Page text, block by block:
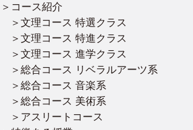
コース紹介
文理コース 特選クラス
文理コース 特進クラス
文理コース 進学クラス
総合コース リベラルアーツ系
総合コース 音楽系
総合コース 美術系
アスリートコース